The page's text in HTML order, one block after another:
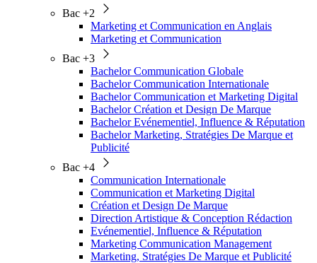
Bac +2
Marketing et Communication en Anglais
Marketing et Communication
Bac +3
Bachelor Communication Globale
Bachelor Communication Internationale
Bachelor Communication et Marketing Digital
Bachelor Création et Design De Marque
Bachelor Evénementiel, Influence & Réputation
Bachelor Marketing, Stratégies De Marque et
Publicité
Bac +4
Communication Internationale
Communication et Marketing Digital
Création et Design De Marque
Direction Artistique & Conception Rédaction
Evénementiel, Influence & Réputation
Marketing Communication Management
Marketing, Stratégies De Marque et Publicité